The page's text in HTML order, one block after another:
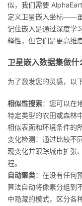
似，我们需要
定义卫星嵌入坐标——
记住嵌入是通过深度学
释性，但它们是更高维
卫星嵌入数据集做什
为了激发您的灵感，以
相似性搜索：您可以在
特定类型的农田或森
相似表面和环境条件的
变化检测：通过比较不
现变化并跟踪城市扩张
程。
自动聚类：在没有任何
算法自动将像素分组到
中隐藏的模式，区分各